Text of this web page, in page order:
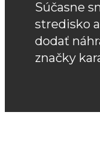
Súčasne
stredisko
dodať
značky